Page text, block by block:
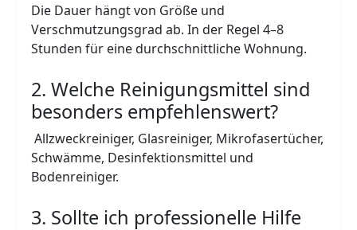
Die Dauer hängt von Größe und
Verschmutzungsgrad ab. In der Regel 4–8
Stunden für eine durchschnittliche Wohnung.
2. Welche Reinigungsmittel sind
besonders empfehlenswert?
Allzweckreiniger, Glasreiniger, Mikrofasertücher,
Schwämme, Desinfektionsmittel und
Bodenreiniger.
3. Sollte ich professionelle Hilfe